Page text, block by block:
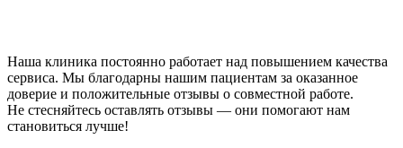
Наша клиника постоянно работает над повышением качества
сервиса. Мы благодарны нашим пациентам за оказанное
доверие и положительные отзывы о совместной работе.
Не стесняйтесь оставлять отзывы — они помогают нам
становиться лучше!